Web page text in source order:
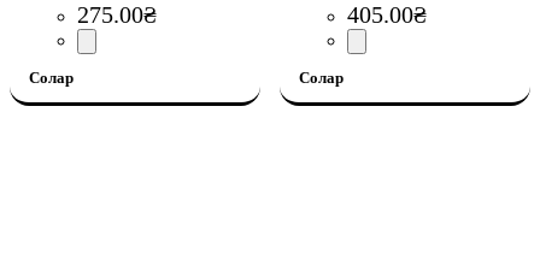
275.00₴
Солар
405.00₴
Солар